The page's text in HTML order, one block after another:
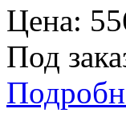
Цена:
Под